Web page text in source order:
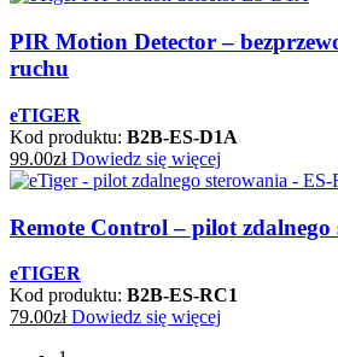
PIR Motion Detector –
ruchu
eTIGER
Kod produktu: B2B-ES-D1A
99.00zł Dowiedz się więcej
Remote Control – pilot zdalnego
eTIGER
Kod produktu: B2B-ES-RC1
79.00zł Dowiedz się więcej